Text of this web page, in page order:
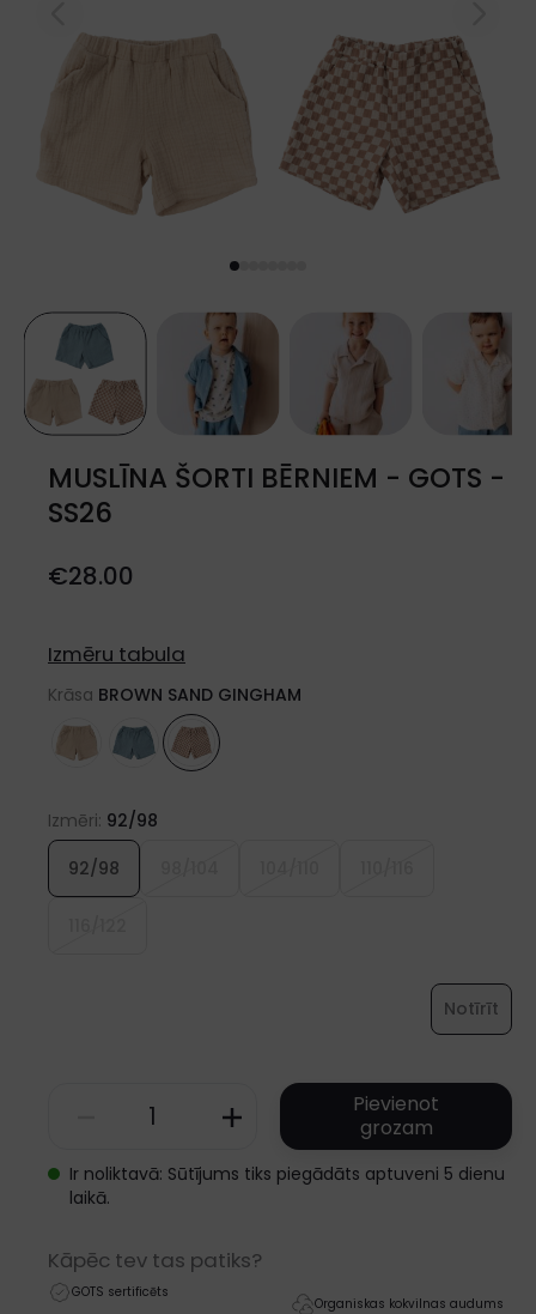
MUSLĪNA ŠORTI BĒRNIEM - GOTS -
SS26
€28.00
Izmēru tabula
Krāsa BROWN SAND GINGHAM
Izmēri: 92/98
92/98
Notīrīt
KIDS
SHORTS
-
GOTS
Pievienot
grozam
Ir noliktavā: Sūtījums tiks piegādāts aptuveni 5 dienu
laikā.
Kāpēc tev tas patiks?
GOTS sertificēts
Organiskas kokvilnas audums